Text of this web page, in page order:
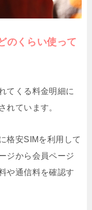
のくらい使って
てくる料金明細に
れています。
格安SIMを利用して
ジから会員ページ
や通信料を確認す